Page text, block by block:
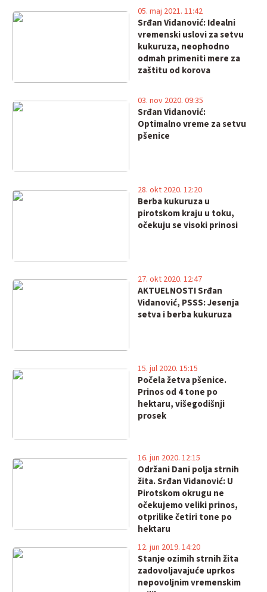
Srđan Vidanović: Idealni
vremenski uslovi za setvu
kukuruza, neophodno
odmah primeniti mere za
zaštitu od korova
05. maj 2021. 11:42
Srđan Vidanović:
Optimalno vreme za setvu
pšenice
03. nov 2020. 09:35
Berba kukuruza u
pirotskom kraju u toku,
očekuju se visoki prinosi
28. okt 2020. 12:20
AKTUELNOSTI Srđan
Vidanović, PSSS: Jesenja
setva i berba kukuruza
27. okt 2020. 12:47
Počela žetva pšenice.
Prinos od 4 tone po
hektaru, višegodišnji
prosek
15. jul 2020. 15:15
Održani Dani polja strnih
žita. Srđan Vidanović: U
Pirotskom okrugu ne
očekujemo veliki prinos,
otprilike četiri tone po
hektaru
16. jun 2020. 12:15
Stanje ozimih strnih žita
zadovoljavajuće uprkos
nepovoljnim vremenskim
12. jun 2019. 14:20